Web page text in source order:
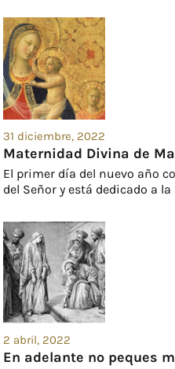
31 diciembre, 2022
Maternidad Divina de
El primer día del nuevo año
del Señor y está dedicado a
2 abril, 2022
En adelante no peques